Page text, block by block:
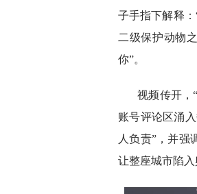
子手指下解释
二级保护动物
你”。
视频传开，
账号评论区涌
人负责”，并强
让整座城市陷入